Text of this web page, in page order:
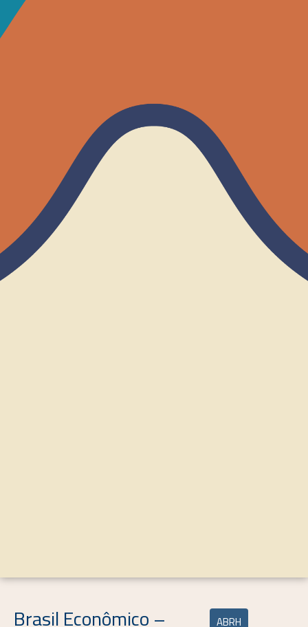
Brasil Econômico –
ABRH